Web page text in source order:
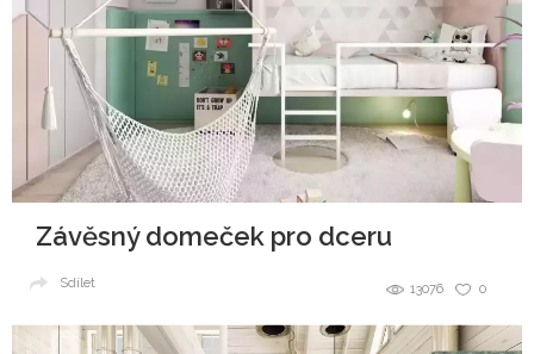
Závěsný domeček pro dceru
0
13076
Sdílet